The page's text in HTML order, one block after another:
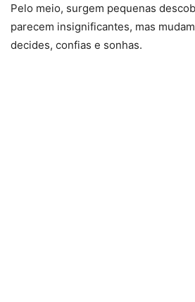
Pelo meio, surgem pequenas
parecem insignificantes, mas
decides, confias e sonhas.